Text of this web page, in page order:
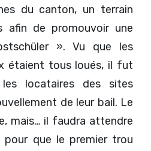
du canton, un terrain
afin de promouvoir une
». Vu que les
étaient tous loués, il fut
locataires des sites
de leur bail. Le
mais… il faudra attendre
pour que le premier trou